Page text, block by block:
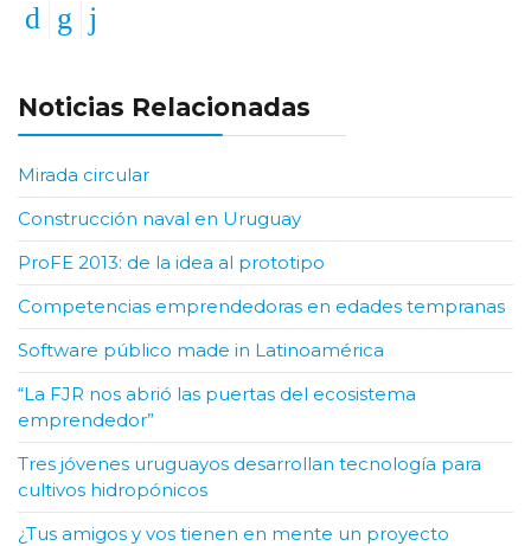
Noticias Relacionadas
Mirada circular
Construcción naval en Uruguay
ProFE 2013: de la idea al prototipo
Competencias emprendedoras en edades tempranas
Software público made in Latinoamérica
“La FJR nos abrió las puertas del ecosistema
emprendedor”
Tres jóvenes uruguayos desarrollan tecnología para
cultivos hidropónicos
¿Tus amigos y vos tienen en mente un proyecto